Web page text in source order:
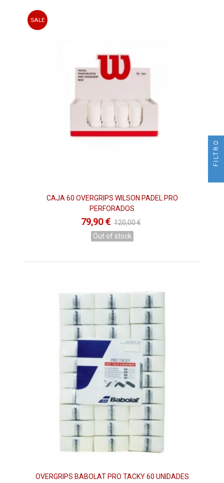
SALE
CAJA 60 OVERGRIPS WILSON PADEL PRO
PERFORADOS
79,90 € 120,00 €
Out of stock
OVERGRIPS BABOLAT PRO TACKY 60 UNIDADES
FILTRO